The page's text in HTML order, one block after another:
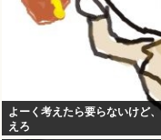
よーく考えたら要らないけど
えろ